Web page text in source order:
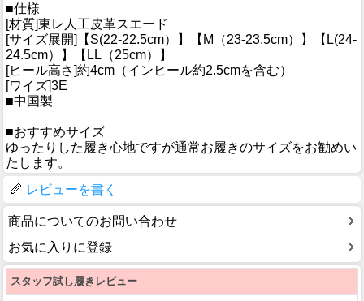
■仕様
[材質]東レ人工皮革スエード
[サイズ展開]【S(22-22.5cm）】【M（23-23.5cm）】【L(24-
24.5cm）】【LL（25cm）】
[ヒール高さ]約4cm（インヒール約2.5cmを含む）
[ワイズ]3E
■中国製
■おすすめサイズ
ゆったりした履き心地ですが通常お履きのサイズをお勧めい
たします。
レビューを書く
商品についてのお問い合わせ
お気に入りに登録
スタッフ試し履きレビュー